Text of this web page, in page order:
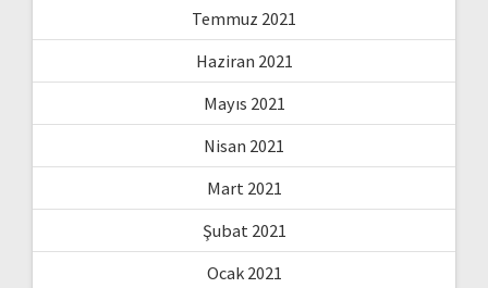
Temmuz 2021
Haziran 2021
Mayıs 2021
Nisan 2021
Mart 2021
Şubat 2021
Ocak 2021